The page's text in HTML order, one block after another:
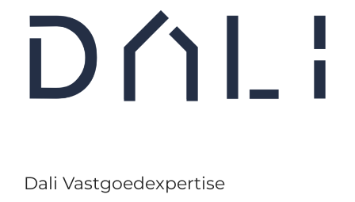
Dali Vastgoedexpertise